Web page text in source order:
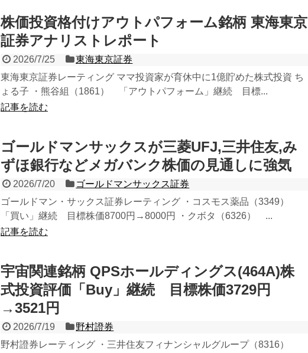
株価投資格付けアウトパフォーム銘柄 東海東京
証券アナリストレポート
2026/7/25
東海東京証券
東海東京証券レーティング ママ投資家が育休中に1億貯めた株式投資 ち
ょる子 ・熊谷組（1861） 「アウトパフォーム」継続 目標...
記事を読む
ゴールドマンサックスが三菱UFJ,三井住友,み
ずほ銀行などメガバンク株価の見通しに強気
2026/7/20
ゴールドマンサックス証券
ゴールドマン・サックス証券レーティング ・コスモス薬品（3349）
「買い」継続 目標株価8700円→8000円 ・クボタ（6326） ...
記事を読む
宇宙関連銘柄 QPSホールディングス(464A)株
式投資評価「Buy」継続 目標株価3729円
→3521円
2026/7/19
野村證券
野村證券レーティング ・三井住友フィナンシャルグループ（8316）